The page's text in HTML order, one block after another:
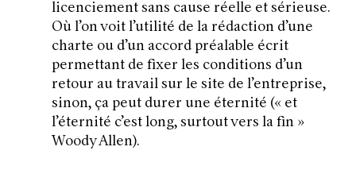
licenciement sans cause réelle et sérieuse.
Où l’on voit l’utilité de la rédaction d’une
charte ou d’un accord préalable écrit
permettant de fixer les conditions d’un
retour au travail sur le site de l’entreprise,
sinon, ça peut durer une éternité (« et
l’éternité c’est long, surtout vers la fin »
Woody Allen).